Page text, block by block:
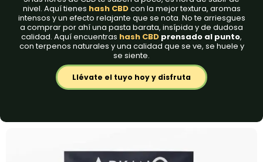
nivel. Aquí tienes hash CBDcon la mejor textura, aromas
intensos y un efecto relajante que se nota. No te arriesgues
a comprar por ahí una pasta barata, insípida y de dudosa
calidad. Aquí encuentras hash CBD prensado al punto,
con terpenos naturales y una calidad que se ve, se huele y
se siente.
Llévate el tuyo hoy y disfruta